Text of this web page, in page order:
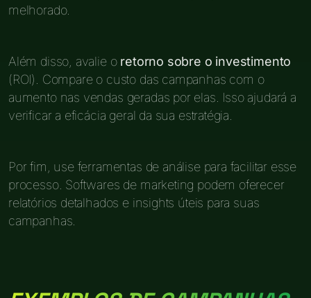
melhorado.
Além disso, avalie o retorno sobre o investimento
(ROI). Compare o custo das campanhas com o
aumento nas vendas geradas por elas. Isso ajudará a
verificar a eficácia geral da sua estratégia.
Por fim, use ferramentas de análise para facilitar esse
processo. Softwares de marketing podem oferecer
relatórios detalhados e insights úteis para suas
campanhas.